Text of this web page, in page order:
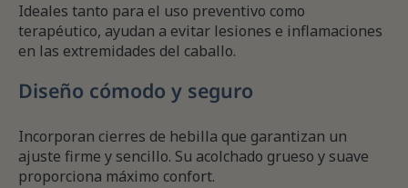
Ideales tanto para el uso preventivo como
terapéutico, ayudan a evitar lesiones e inflamaciones
en las extremidades del caballo.
Diseño cómodo y seguro
Incorporan cierres de hebilla que garantizan un
ajuste firme y sencillo. Su acolchado grueso y suave
proporciona máximo confort.